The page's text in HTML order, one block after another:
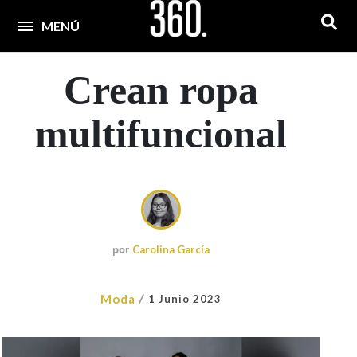
MENÚ
Crean ropa
multifuncional
por Carolina García
Moda / 1 Junio 2023